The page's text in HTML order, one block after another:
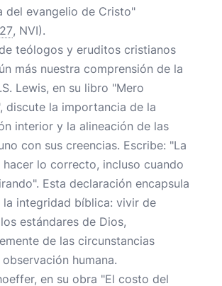
del evangelio de Cristo"
, NVI).
teólogos y eruditos cristianos
más nuestra comprensión de la
Lewis, en su libro "Mero
discute la importancia de la
interior y la alineación de las
con sus creencias. Escribe: "La
lo correcto, incluso cuando
Esta declaración encapsula
la integridad bíblica: vivir de
estándares de Dios,
de las circunstancias
humana.
en su obra "El costo del